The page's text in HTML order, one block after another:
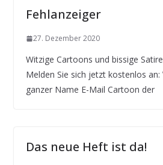
Fehlanzeiger
27. Dezember 2020
Witzige Cartoons und bissige
Melden Sie sich jetzt kostenlos
ganzer Name E-Mail Cartoon der
Das neue Heft ist da!